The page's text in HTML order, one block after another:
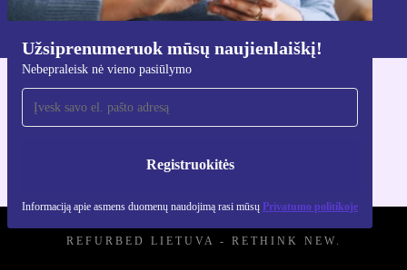
Užsiprenumeruok mūsų naujienlaiškį!
Informaciją apie asmens duomenų naudojimą rasi mūsųPrivatumo politikoje
Informaciją apie asmens duomenų naudojimą rasi mūsų
Privatumo politikoje.
Skirta iOS ir Android
REFURBED LIETUVA - RETHINK NEW.